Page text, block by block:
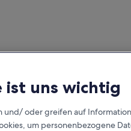
ist uns wichtig
und/ oder greifen auf
um personenbezogene